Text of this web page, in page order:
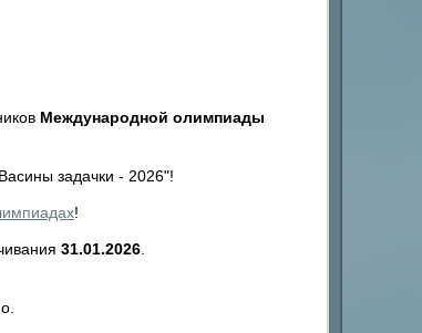
Международной олимпиады
задачки - 2026"!
!
31.01.2026